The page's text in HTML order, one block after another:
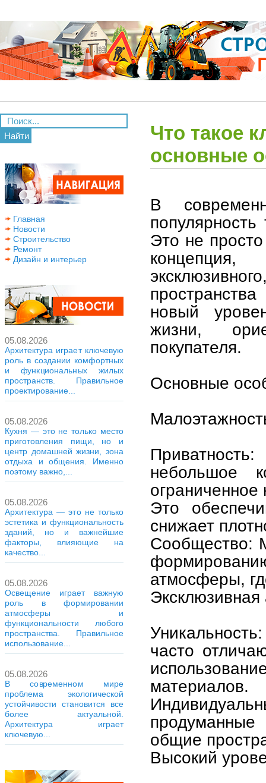
Найти
Главная
Новости
Строительство
Ремонт
Дизайн и интерьер
05.08.2026
Архитектура играет ключевую
роль в создании комфортных
и функциональных жилых
пространств. Правильное
проектирование...
05.08.2026
Кухня — это не только место
приготовления пищи, но и
центр домашней жизни, зона
отдыха и общения. Именно
поэтому важно,...
05.08.2026
Архитектура — это не только
эстетика и функциональность
зданий, но и важнейшие
факторы, влияющие на
качество...
05.08.2026
Освещение играет важную
роль в формировании
атмосферы и
функциональности любого
пространства. Правильное
использование...
05.08.2026
В современном мире
проблема экологической
устойчивости становится все
более актуальной.
Архитектура играет
ключевую...
Что такое
основные
В
Это не
новый
жизни,
покупателя.
Основные
небольшое
ограниченное
Это
снижает
Сообщество:
атмосферы,
Эксклюзивная
часто
материалов.
общие
Высокий